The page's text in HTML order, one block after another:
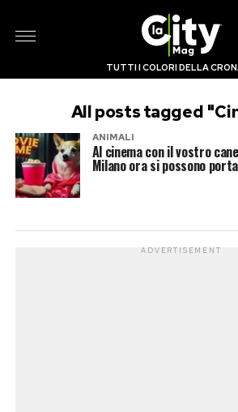
TUTTI I COLORI DELLA
All posts tagged
ANIMALI
Al cinema con il vostro
Milano ora si possono
ADVERTISEMENT